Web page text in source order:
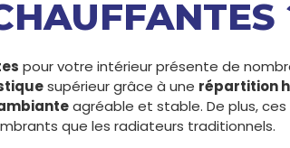
pour votre intérieur présente de
supérieur grâce à une répartition
agréable et stable. De plus,
que les radiateurs traditionnels.